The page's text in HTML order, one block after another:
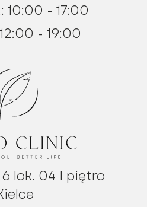
10:00 - 17:00
- 19:00
lok. 04 I piętro